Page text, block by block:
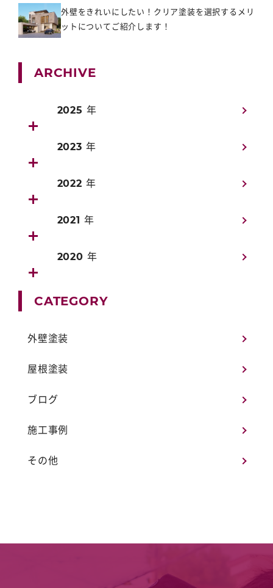
外壁をきれいにしたい！クリア塗装を選択するメリ
ットについてご紹介します！
ARCHIVE
2025 年
2023 年
2022 年
2021 年
2020 年
CATEGORY
外壁塗装
屋根塗装
ブログ
施工事例
その他